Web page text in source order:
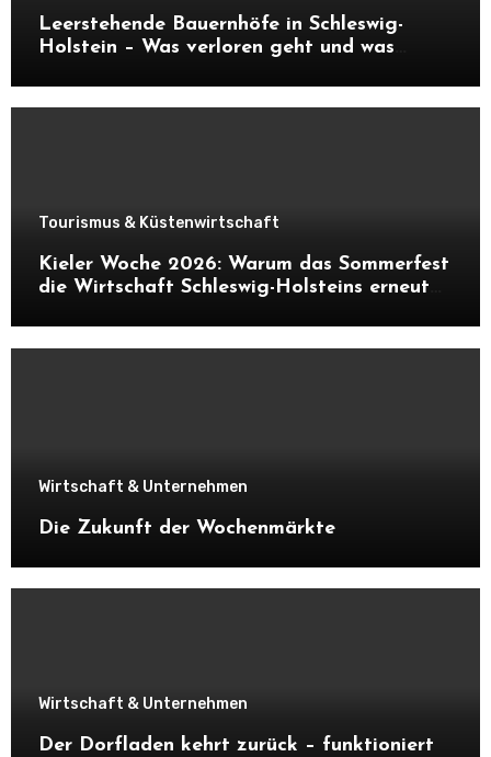
Leerstehende Bauernhöfe in Schleswig-
Holstein – Was verloren geht und was
Tourismus & Küstenwirtschaft
Kieler Woche 2026: Warum das Sommerfest
die Wirtschaft Schleswig-Holsteins erneut
Wirtschaft & Unternehmen
Die Zukunft der Wochenmärkte
Wirtschaft & Unternehmen
Der Dorfladen kehrt zurück – funktioniert